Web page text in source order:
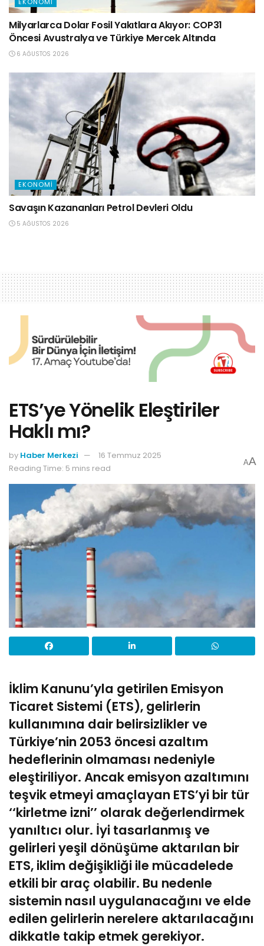
Milyarlarca Dolar Fosil Yakıtlara Akıyor: COP31
Öncesi Avustralya ve Türkiye Mercek Altında
6 AĞUSTOS 2026
EKONOMI
Savaşın Kazananları Petrol Devleri Oldu
5 AĞUSTOS 2026
ETS’ye Yönelik Eleştiriler
Haklı mı?
by Haber Merkezi
16 Temmuz 2025
Reading Time: 5 mins read
AA
İklim Kanunu’yla getirilen Emisyon
Ticaret Sistemi (ETS), gelirlerin
kullanımına dair belirsizlikler ve
Türkiye’nin 2053 öncesi azaltım
hedeflerinin olmaması nedeniyle
eleştiriliyor. Ancak emisyon azaltımını
teşvik etmeyi amaçlayan ETS’yi bir tür
‘‘kirletme izni’’ olarak değerlendirmek
yanıltıcı olur. İyi tasarlanmış ve
gelirleri yeşil dönüşüme aktarılan bir
ETS, iklim değişikliği ile mücadelede
etkili bir araç olabilir. Bu nedenle
sistemin nasıl uygulanacağını ve elde
edilen gelirlerin nerelere aktarılacağını
dikkatle takip etmek gerekiyor.